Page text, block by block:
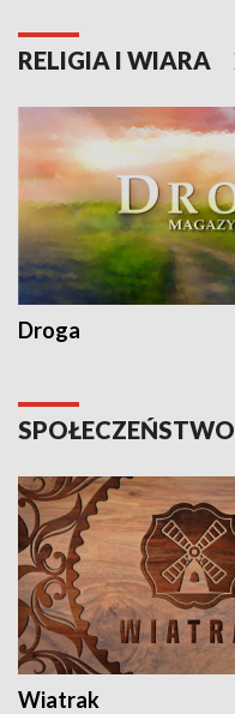
RELIGIA I WIARA
Droga
SPOŁECZEŃSTWO
Wiatrak